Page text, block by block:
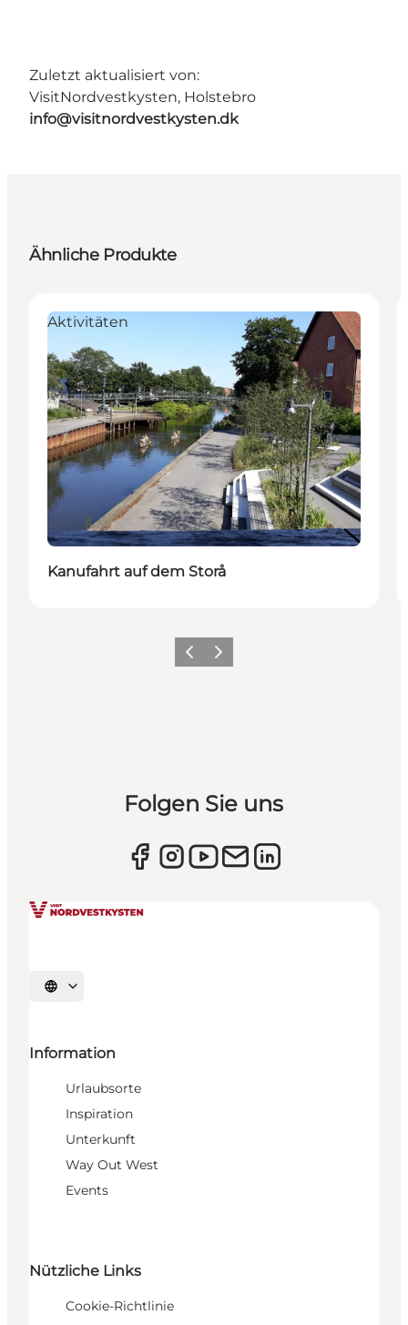
Zuletzt aktualisiert von:
VisitNordvestkysten, Holstebro
info@visitnordvestkysten.dk
Ähnliche Produkte
Aktivitäten
Kanufahrt auf dem Storå
ZurückWeiter
Folgen Sie uns
Sprache auswählen
Information
Urlaubsorte
Inspiration
Unterkunft
Way Out West
Events
Nützliche Links
Cookie-Richtlinie